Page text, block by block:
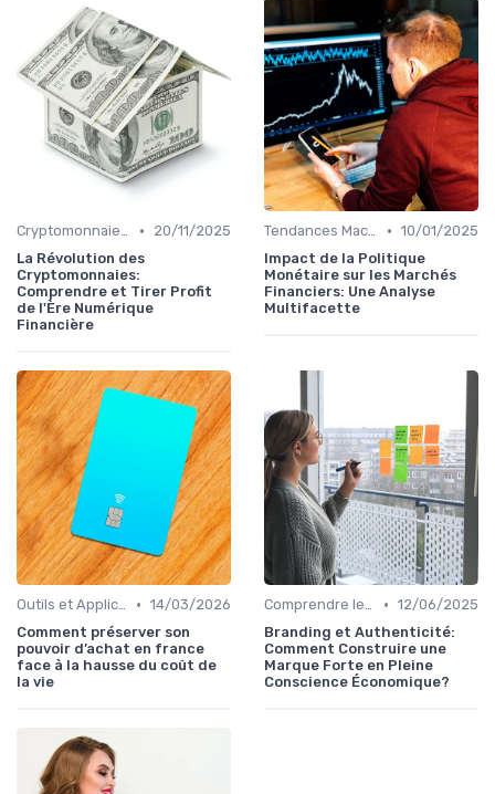
Cryptomonnaies et Technologies Financières •
20/11/2025
La Révolution des
Cryptomonnaies:
Comprendre et Tirer Profit
de l'Ère Numérique
Financière
Tendances Macroéconomiques • 10/01/2025
Impact de la Politique
Monétaire sur les Marchés
Financiers: Une Analyse
Multifacette
Outils et Applications de Gestion Financière • 14/03/2026
Comment préserver son
pouvoir d’achat en france
face à la hausse du coût de
la vie
Comprendre les Marchés Financiers • 12/06/2025
Branding et Authenticité:
Comment Construire une
Marque Forte en Pleine
Conscience Économique?